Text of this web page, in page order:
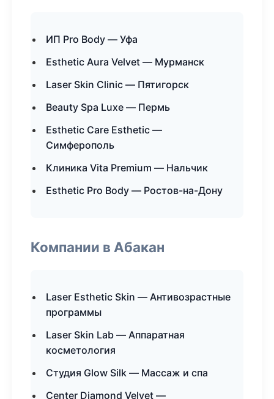
ИП Pro Body — Уфа
Esthetic Aura Velvet — Мурманск
Laser Skin Clinic — Пятигорск
Beauty Spa Luxe — Пермь
Esthetic Care Esthetic —
Симферополь
Клиника Vita Premium — Нальчик
Esthetic Pro Body — Ростов-на-Дону
Компании в Абакан
Laser Esthetic Skin — Антивозрастные
программы
Laser Skin Lab — Аппаратная
косметология
Студия Glow Silk — Массаж и спа
Center Diamond Velvet —